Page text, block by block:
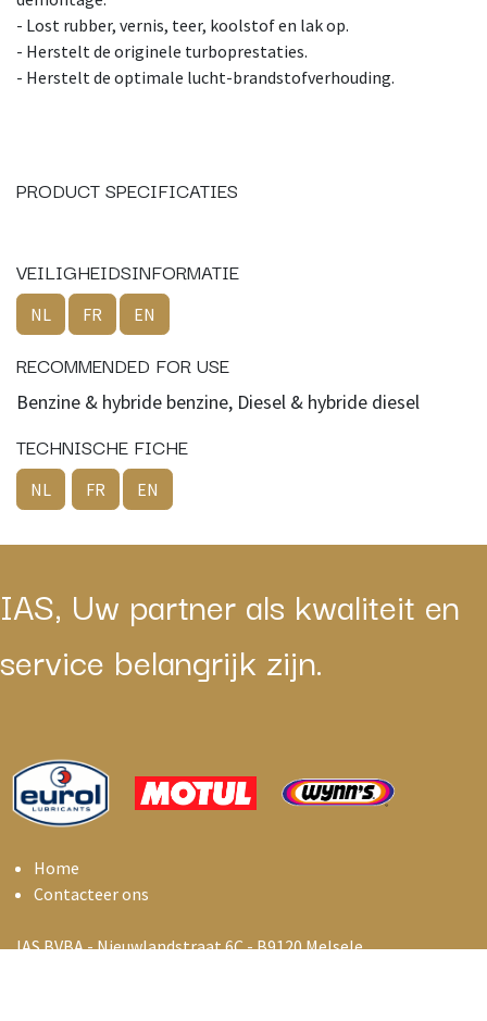
- Lost rubber, vernis, teer, koolstof en lak op.
- Herstelt de originele turboprestaties.
- Herstelt de optimale lucht-brandstofverhouding.
PRODUCT SPECIFICATIES
VEILIGHEIDSINFORMATIE
NL FR EN
RECOMMENDED FOR USE
Benzine & hybride benzine, Diesel & hybride diesel
TECHNISCHE FICHE
NL FR EN
IAS, Uw partner als kwaliteit en
service belangrijk zijn.
Home
Contacteer ons
IAS BVBA - Nieuwlandstraat 6C - B9120 Melsele